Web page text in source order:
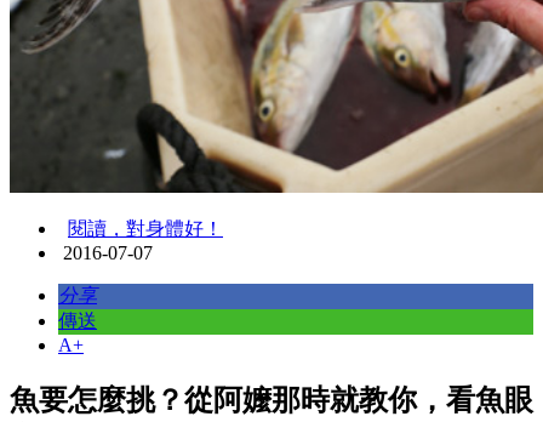
閱讀，對身體好！
2016-07-07
分享
傳送
A+
魚要怎麼挑？從阿嬤那時就教你，看魚眼